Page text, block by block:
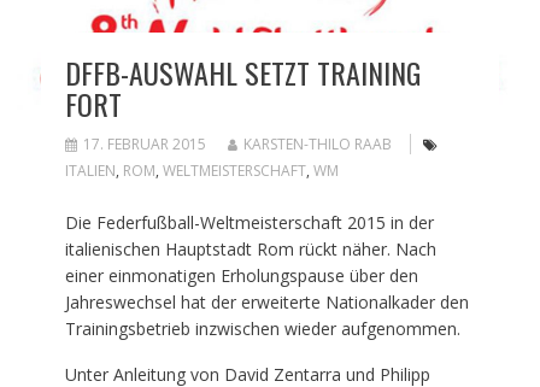
DFFB-AUSWAHL SETZT TRAINING
FORT
17. FEBRUAR 2015
KARSTEN-THILO RAAB
ITALIEN, ROM, WELTMEISTERSCHAFT, WM
Die Federfußball-Weltmeisterschaft 2015 in der
italienischen Hauptstadt Rom rückt näher. Nach
einer einmonatigen Erholungspause über den
Jahreswechsel hat der erweiterte Nationalkader den
Trainingsbetrieb inzwischen wieder aufgenommen.
Unter Anleitung von David Zentarra und Philipp